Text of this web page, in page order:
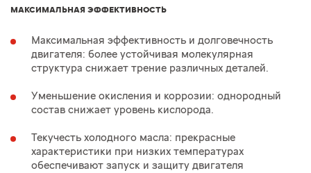
МАКСИМАЛЬНАЯ ЭФФЕКТИВНОСТЬ
Максимальная эффективность и долговечность
двигателя: более устойчивая молекулярная
структура снижает трение различных деталей.
Уменьшение окисления и коррозии: однородный
состав снижает уровень кислорода.
Текучесть холодного масла: прекрасные
характеристики при низких температурах
обеспечивают запуск и защиту двигателя